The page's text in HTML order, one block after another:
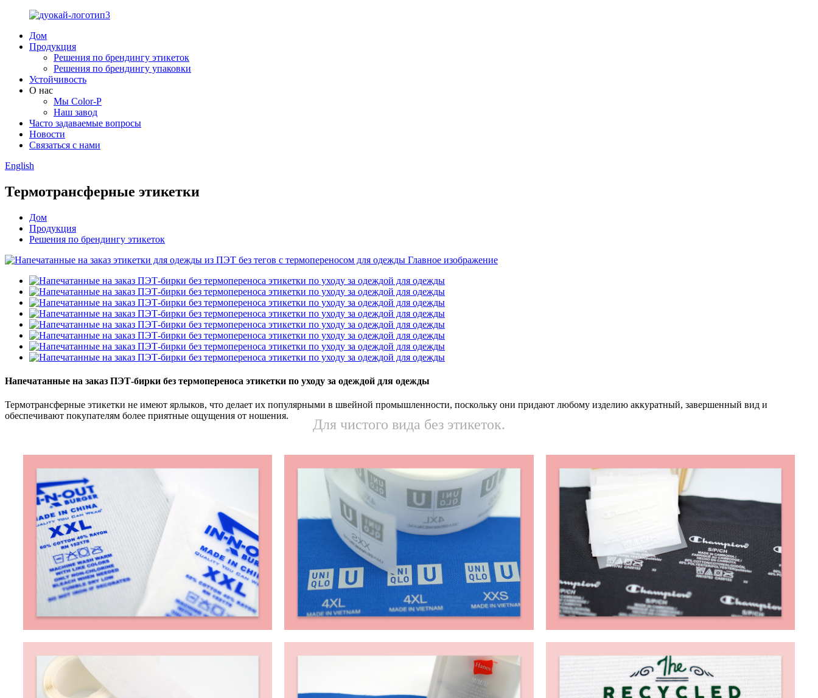
Дом
Продукция
Решения по брендингу этикеток
Решения по брендингу упаковки
Устойчивость
О нас
Мы Color-P
Наш завод
Часто задаваемые вопросы
Новости
Связаться с нами
English
Термотрансферные этикетки
Дом
Продукция
Решения по брендингу этикеток
Напечатанные на заказ ПЭТ-бирки без термопереноса этикетки по уходу за одеждой для одежды
Термотрансферные этикетки не имеют ярлыков, что делает их популярными в швейной промышленности, поскольку они придают любому изделию аккуратный, завершенный вид и
обеспечивают покупателям более приятные ощущения от ношения.
Для чистого вида без этикеток.